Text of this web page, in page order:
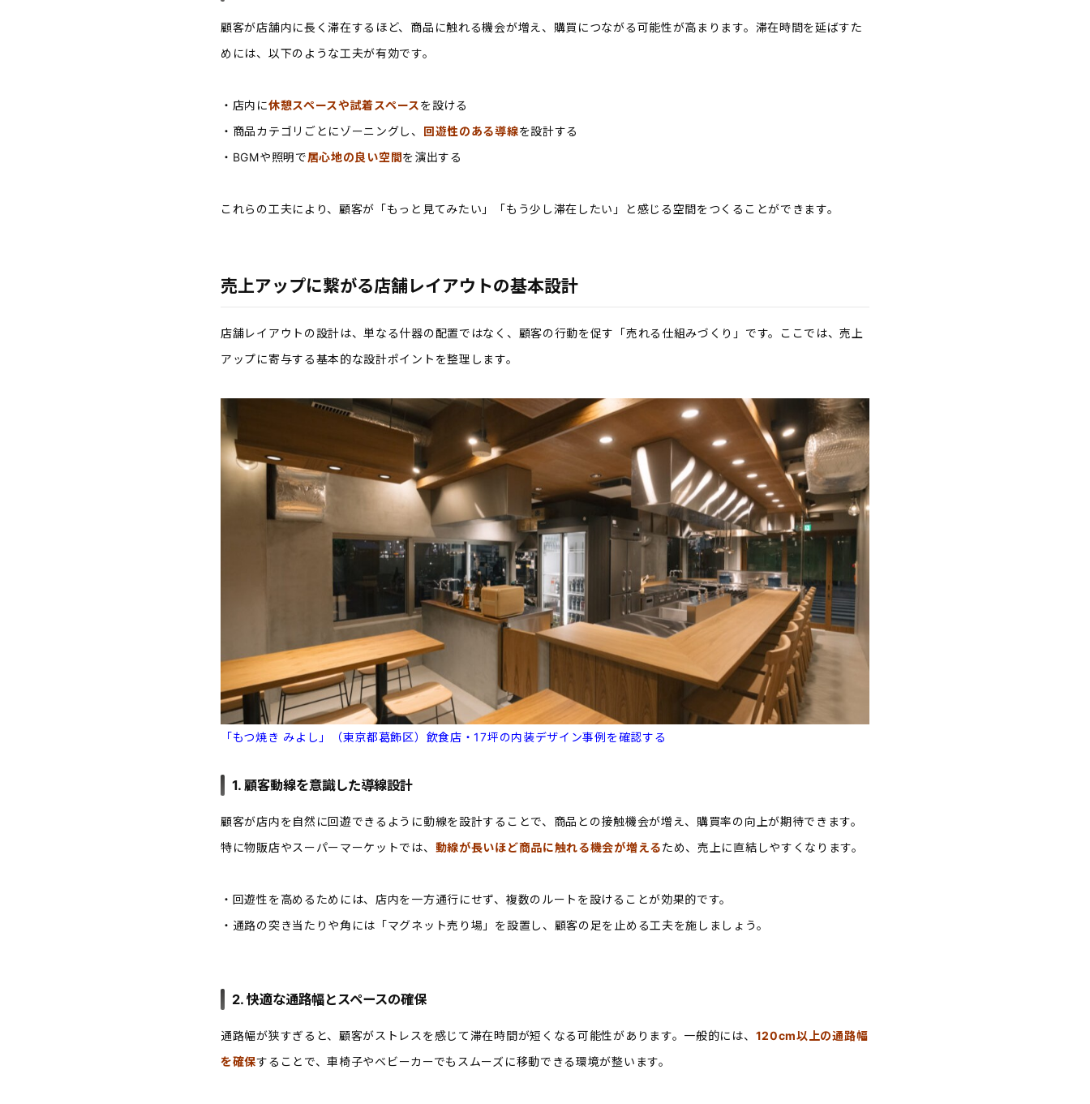
顧客が店舗内に長く滞在するほど、商品に触れる機会が増え、購買につながる可能性が高まります。滞在時間を延ばすた
めには、以下のような工夫が有効です。
・店内に休憩スペースや試着スペースを設ける
・商品カテゴリごとにゾーニングし、 回遊性のある導線を設計する
・BGMや照明で居心地の良い空間を演出する
これらの工夫により、顧客が「もっと見てみたい」「もう少し滞在したい」と感じる空間をつくることができます。
売上アップに繋がる店舗レイアウトの基本設計
店舗レイアウトの設計は、単なる什器の配置ではなく、顧客の行動を促す「売れる仕組みづくり」です。ここでは、売上
アップに寄与する基本的な設計ポイントを整理します。
「もつ焼き みよし」（東京都葛飾区）飲食店・17坪の内装デザイン事例を確認する
1. 顧客動線を意識した導線設計
顧客が店内を自然に回遊できるように動線を設計することで、商品との接触機会が増え、購買率の向上が期待できます。
特に物販店やスーパーマーケットでは、 動線が長いほど商品に触れる機会が増えるため、売上に直結しやすくなります。
・回遊性を高めるためには、店内を一方通行にせず、 複数のルートを設ける ことが効果的です。
・通路の突き当たりや角には「マグネット売り場」を設置し、顧客の足を止める工夫を施しましょう。
2. 快適な通路幅とスペースの確保
通路幅が狭すぎると、顧客がストレスを感じて滞在時間が短くなる可能性があります。一般的には、 120cm以上の通路幅
を確保することで、車椅子やベビーカーでもスムーズに移動できる環境が整います。